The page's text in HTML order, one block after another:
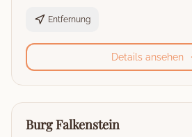
Entfernung
Details ansehen
🏰
Burg
Burg Falkenstein